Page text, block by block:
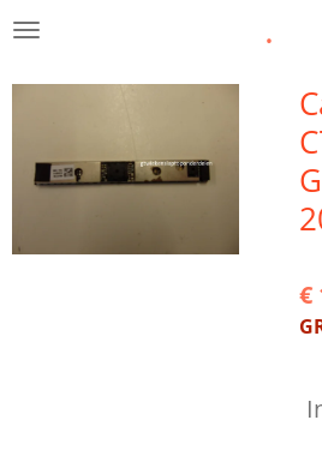
Ga
naar
.
€